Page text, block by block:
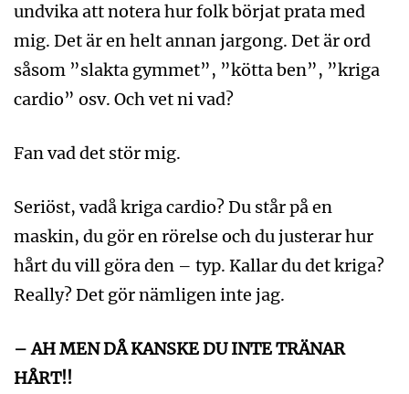
undvika att notera hur folk börjat prata med
mig. Det är en helt annan jargong. Det är ord
såsom ”slakta gymmet”, ”kötta ben”, ”kriga
cardio” osv. Och vet ni vad?
Fan vad det stör mig.
Seriöst, vadå kriga cardio? Du står på en
maskin, du gör en rörelse och du justerar hur
hårt du vill göra den – typ. Kallar du det kriga?
Really? Det gör nämligen inte jag.
– AH MEN DÅ KANSKE DU INTE TRÄNAR
HÅRT!!